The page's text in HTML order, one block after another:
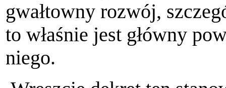
gwałtowny rozwój,
to właśnie jest główny
niego.